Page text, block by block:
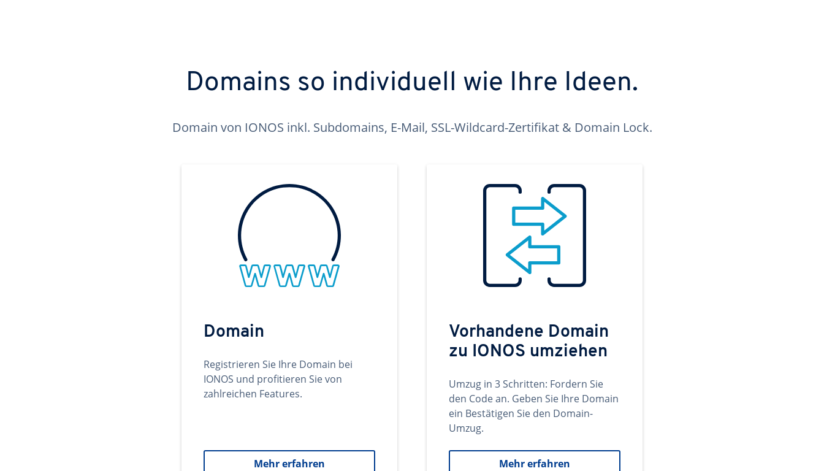
Domains so individuell wie Ihre Ideen.
Domain von IONOS inkl. Subdomains, E-Mail, SSL-Wildcard-Zertifikat & Domain Lock.
Domain
Registrieren Sie Ihre Domain bei
IONOS und profitieren Sie von
zahlreichen Features.
Mehr erfahren
Vorhandene Domain
zu IONOS umziehen
Umzug in 3 Schritten: Fordern Sie
den Code an. Geben Sie Ihre Domain
ein Bestätigen Sie den Domain-
Umzug.
Mehr erfahren